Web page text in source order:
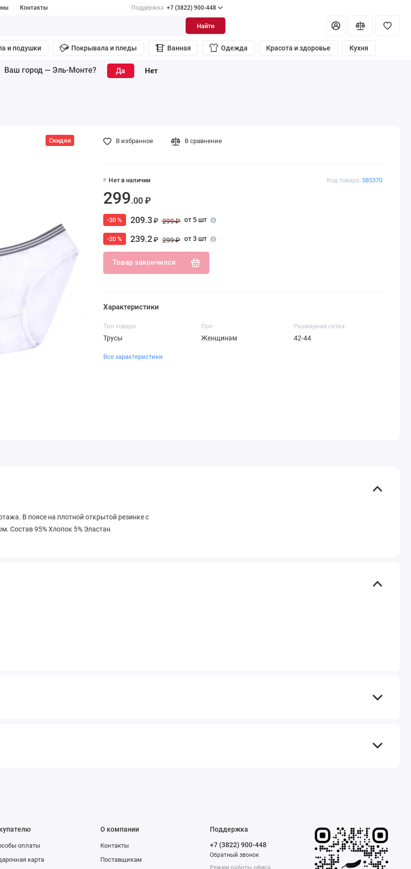
Контакты Поддержка +7 (3822) 900-448
Найти
и подушки Покрывала и пледы Ванная Одежда Красота и здоровье Кухня
Ваш город — Эль-Монте?
Скидки
Код товара: 585370
Нет в наличии
299.00 ₽
-30 % 209.3₽ 299 ₽ от 5 шт
-20 % 239.2₽ 299 ₽ от 3 шт
Товар закончился
В избранное В сравнение
Характеристики
Тип товара
Трусы
Пол
Женщинам
Размерная сетка
42-44
Все характеристики
В поясе на плотной открытой резинке с
Состав 95% Хлопок 5% Эластан
оплаты
карта
О компании
Контакты
Поставщикам
Поддержка
+7 (3822) 900-448
Обратный звонок
Режим работы офиса